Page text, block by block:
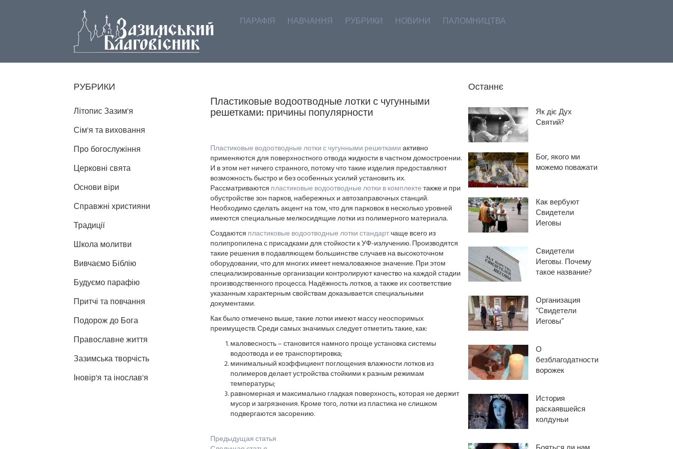
ПАРАФІЯ НАВЧАННЯ РУБРИКИ НОВИНИ ПАЛОМНИЦТВА
Пластиковые водоотводные лотки с чугунными
решетками: причины популярности
Пластиковые водоотводные лотки с чугунными решеткамиактивно
применяются для поверхностного отвода жидкости в частном домостроении.
И в этом нет ничего странного, потому что такие изделия предоставляют
возможность быстро и без особенных усилий установить их.
Рассматриваются пластиковые водоотводные лотки в комплектетакже и при
обустройстве зон парков, набережных и автозаправочных станций.
Необходимо сделать акцент на том, что для парковок в несколько уровней
имеются специальные мелкосидящие лотки из полимерного материала.
Создаются пластиковые водоотводные лотки стандартчаще всего из
полипропилена с присадками для стойкости к УФ-излучению. Производятся
такие решения в подавляющем большинстве случаев на высокоточном
оборудовании, что для многих имеет немаловажное значение. При этом
специализированные организации контролируют качество на каждой стадии
производственного процесса. Надёжность лотков, а также их соответствие
указанным характерным свойствам доказывается специальными
документами.
Как было отмечено выше, такие лотки имеют массу неоспоримых
преимуществ. Среди самых значимых следует отметить такие, как:
маловесность – становится намного проще установка системы
водоотвода и ее транспортировка;
минимальный коэффициент поглощения влажности лотков из
полимеров делает устройства стойкими к разным режимам
температуры;
равномерная и максимально гладкая поверхность, которая не держит
мусор и загрязнения. Кроме того, лотки из пластика не слишком
подвергаются засорению.
Предыдущая статья
РУБРИКИ
Літопис Зазим'я
Сім'я та виховання
Про богослужіння
Церковні свята
Основи віри
Справжні християни
Традиції
Школа молитви
Вивчаємо Біблію
Будуємо парафію
Притчі та повчання
Подорож до Бога
Православне життя
Зазимська творчість
Іновір'я та інослав'я
Останнє
Як діє Дух
Святий?
Бог, якого ми
можемо поважати
Как вербуют
Свидетели
Иеговы
Свидетели
Иеговы. Почему
такое название?
Организация
“Свидетели
Иеговы”
О
безблагодатности
ворожек
История
раскаявшейся
колдуньи